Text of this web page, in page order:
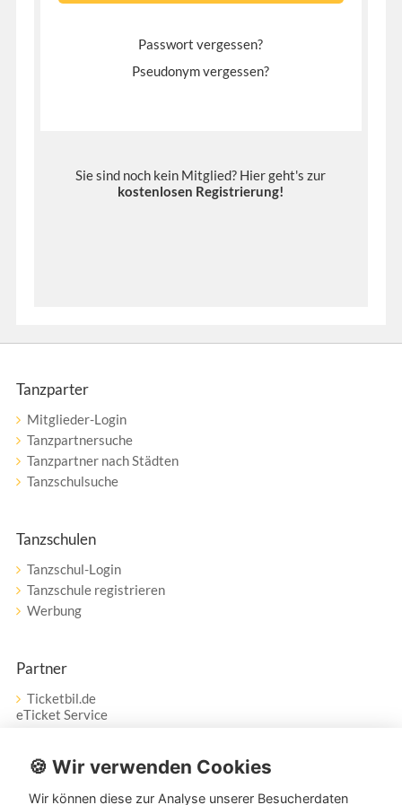
Passwort vergessen?
Pseudonym vergessen?
Sie sind noch kein Mitglied? Hier geht's zur
kostenlosen Registrierung!
Tanzparter
Mitglieder-Login
Tanzpartnersuche
Tanzpartner nach Städten
Tanzschulsuche
Tanzschulen
Tanzschul-Login
Tanzschule registrieren
Werbung
Partner
Ticketbil.de
eTicket Service
Vertrag widerrufen
🍪 Wir verwenden Cookies
Wir können diese zur Analyse unserer Besucherdaten